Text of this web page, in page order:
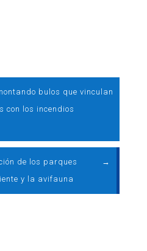
bulos que vinculan
con los incendios
de los parques
y la avifauna
→